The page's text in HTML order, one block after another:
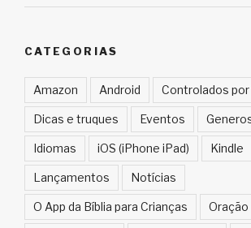
CATEGORIAS
Amazon Android Controlados por
Dicas e truques Eventos
Idiomas iOS (iPhone iPad) Kindle
Lançamentos Notícias
O App da Bíblia para Crianças Oração